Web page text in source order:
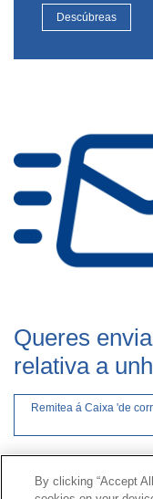
Descúbreas
Queres
relativa a
Remitea á Caixa 'de
Contacto|
By clicking “Accept